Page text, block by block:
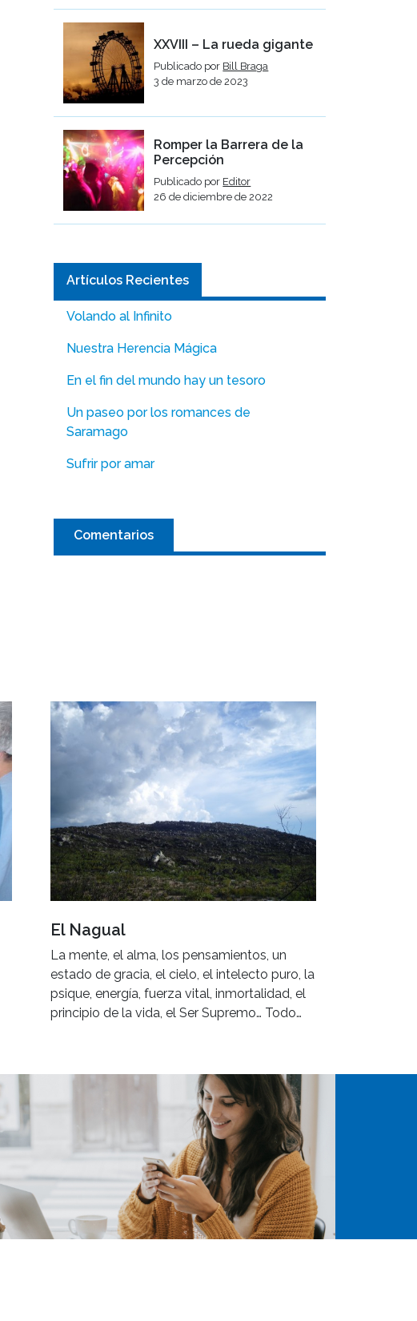
XXVIII – La rueda gigante
Publicado por Bill Braga
3 de marzo de 2023
Romper la Barrera de la
Percepción
Publicado por Editor
26 de diciembre de 2022
Artículos Recientes
Volando al Infinito
Nuestra Herencia Mágica
En el fin del mundo hay un tesoro
Un paseo por los romances de
Saramago
Sufrir por amar
Comentarios
El Nagual
La mente, el alma, los pensamientos, un
estado de gracia, el cielo, el intelecto puro, la
psique, energía, fuerza vital, inmortalidad, el
principio de la vida, el Ser Supremo… Todo…